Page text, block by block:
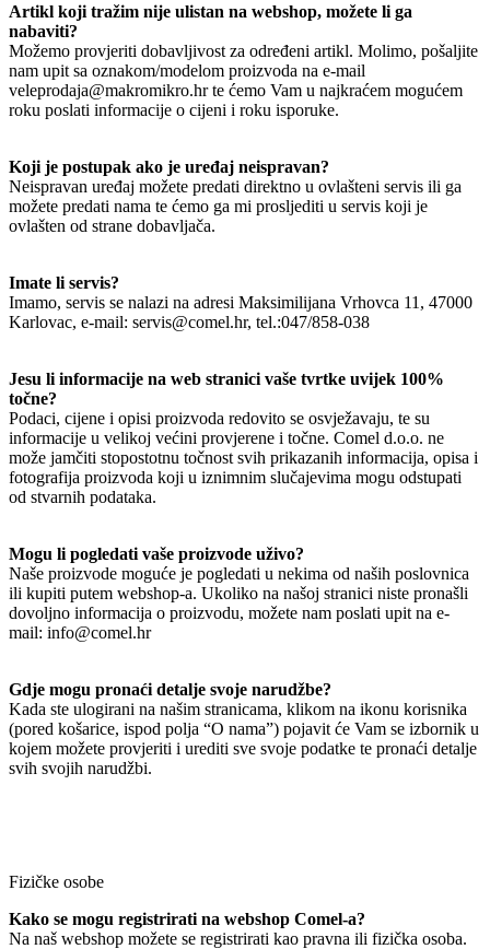
Artikl koji tražim nije ulistan na webshop, možete li ga
nabaviti?
Možemo provjeriti dobavljivost za određeni artikl. Molimo, pošaljite
nam upit sa oznakom/modelom proizvoda na e-mail
veleprodaja@makromikro.hr te ćemo Vam u najkraćem mogućem
roku poslati informacije o cijeni i roku isporuke.
Koji je postupak ako je uređaj neispravan?
Neispravan uređaj možete predati direktno u ovlašteni servis ili ga
možete predati nama te ćemo ga mi prosljediti u servis koji je
ovlašten od strane dobavljača.
Imate li servis?
Imamo, servis se nalazi na adresi Maksimilijana Vrhovca 11, 47000
Karlovac, e-mail: servis@comel.hr, tel.:047/858-038
Jesu li informacije na web stranici vaše tvrtke uvijek 100%
točne?
Podaci, cijene i opisi proizvoda redovito se osvježavaju, te su
informacije u velikoj većini provjerene i točne. Comel d.o.o. ne
može jamčiti stopostotnu točnost svih prikazanih informacija, opisa i
fotografija proizvoda koji u iznimnim slučajevima mogu odstupati
od stvarnih podataka.
Mogu li pogledati vaše proizvode uživo?
Naše proizvode moguće je pogledati u nekima od naših poslovnica
ili kupiti putem webshop-a. Ukoliko na našoj stranici niste pronašli
dovoljno informacija o proizvodu, možete nam poslati upit na e-
mail: info@comel.hr
Gdje mogu pronaći detalje svoje narudžbe?
Kada ste ulogirani na našim stranicama, klikom na ikonu korisnika
(pored košarice, ispod polja “O nama”) pojavit će Vam se izbornik u
kojem možete provjeriti i urediti sve svoje podatke te pronaći detalje
svih svojih narudžbi.
Fizičke osobe
Kako se mogu registrirati na webshop Comel-a?
Na naš webshop možete se registrirati kao pravna ili fizička osoba.